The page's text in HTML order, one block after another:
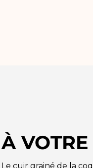
À
Le cuir grainé de la